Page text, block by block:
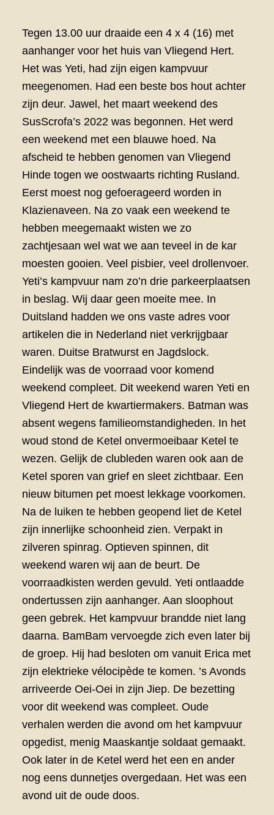
Tegen 13.00 uur draaide een 4 x 4 (16) met
aanhanger voor het huis van Vliegend Hert.
Het was Yeti, had zijn eigen kampvuur
meegenomen. Had een beste bos hout achter
zijn deur. Jawel, het maart weekend des
SusScrofa’s 2022 was begonnen. Het werd
een weekend met een blauwe hoed. Na
afscheid te hebben genomen van Vliegend
Hinde togen we oostwaarts richting Rusland.
Eerst moest nog gefoerageerd worden in
Klazienaveen. Na zo vaak een weekend te
hebben meegemaakt wisten we zo
zachtjesaan wel wat we aan teveel in de kar
moesten gooien. Veel pisbier, veel drollenvoer.
Yeti’s kampvuur nam zo’n drie parkeerplaatsen
in beslag. Wij daar geen moeite mee. In
Duitsland hadden we ons vaste adres voor
artikelen die in Nederland niet verkrijgbaar
waren. Duitse Bratwurst en Jagdslock.
Eindelijk was de voorraad voor komend
weekend compleet. Dit weekend waren Yeti en
Vliegend Hert de kwartiermakers. Batman was
absent wegens familieomstandigheden. In het
woud stond de Ketel onvermoeibaar Ketel te
wezen. Gelijk de clubleden waren ook aan de
Ketel sporen van grief en sleet zichtbaar. Een
nieuw bitumen pet moest lekkage voorkomen.
Na de luiken te hebben geopend liet de Ketel
zijn innerlijke schoonheid zien. Verpakt in
zilveren spinrag. Optieven spinnen, dit
weekend waren wij aan de beurt. De
voorraadkisten werden gevuld. Yeti ontlaadde
ondertussen zijn aanhanger. Aan sloophout
geen gebrek. Het kampvuur brandde niet lang
daarna. BamBam vervoegde zich even later bij
de groep. Hij had besloten om vanuit Erica met
zijn elektrieke vélocipède te komen. ’s Avonds
arriveerde Oei-Oei in zijn Jiep. De bezetting
voor dit weekend was compleet. Oude
verhalen werden die avond om het kampvuur
opgedist, menig Maaskantje soldaat gemaakt.
Ook later in de Ketel werd het een en ander
nog eens dunnetjes overgedaan. Het was een
avond uit de oude doos.